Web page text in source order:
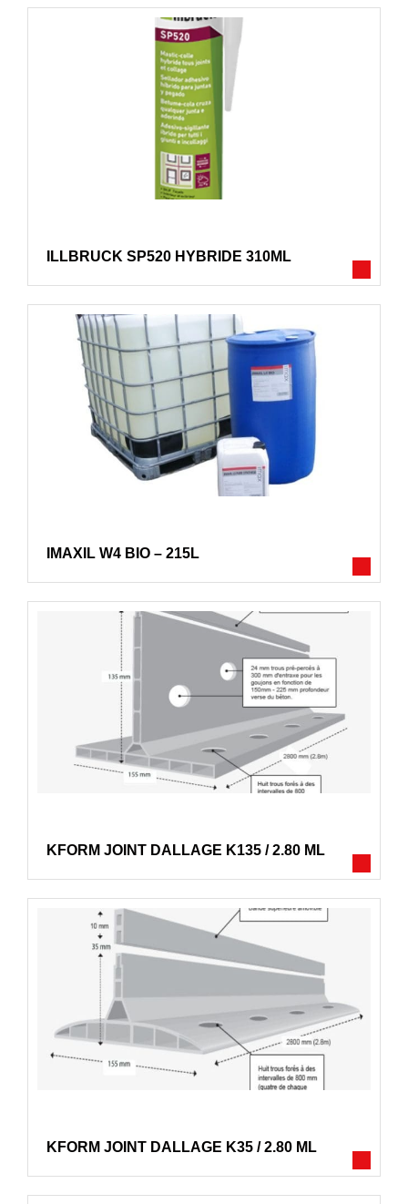
ILLBRUCK SP520 HYBRIDE 310ML
IMAXIL W4 BIO – 215L
KFORM JOINT DALLAGE K135 / 2.80 ML
KFORM JOINT DALLAGE K35 / 2.80 ML